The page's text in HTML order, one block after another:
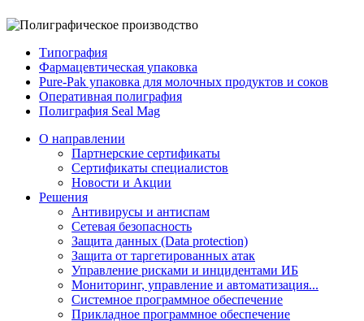
Типография
Фармацевтическая упаковка
Pure-Pak упаковка для молочных продуктов и соков
Оперативная полиграфия
Полиграфия Seal Mag
О направлении
Партнерские сертификаты
Сертификаты специалистов
Новости и Акции
Решения
Антивирусы и антиспам
Сетевая безопасность
Защита данных (Data protection)
Защита от таргетированных атак
Управление рисками и инцидентами ИБ
Мониторинг, управление и автоматизация...
Системное программное обеспечение
Прикладное программное обеспечение